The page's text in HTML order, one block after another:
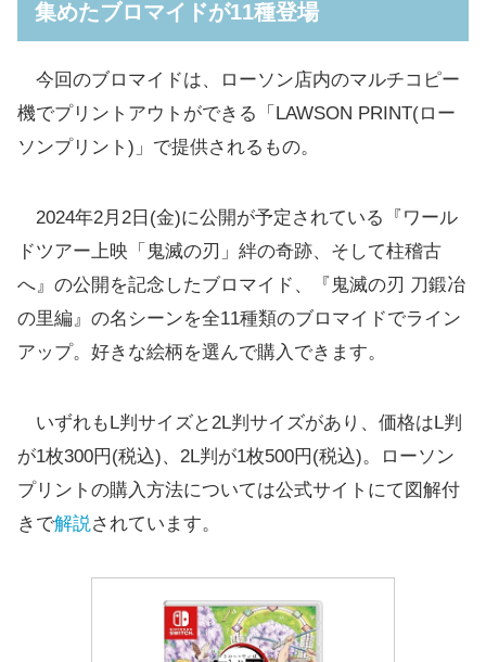
集めたブロマイドが11種登場
今回のブロマイドは、ローソン店内のマルチコピー
機でプリントアウトができる「LAWSON PRINT(ロー
ソンプリント)」で提供されるもの。
2024年2月2日(金)に公開が予定されている『ワール
ドツアー上映「鬼滅の刃」絆の奇跡、そして柱稽古
へ』の公開を記念したブロマイド、『鬼滅の刃 刀鍛冶
の里編』の名シーンを全11種類のブロマイドでライン
アップ。好きな絵柄を選んで購入できます。
いずれもL判サイズと2L判サイズがあり、価格はL判
が1枚300円(税込)、2L判が1枚500円(税込)。ローソン
プリントの購入方法については公式サイトにて図解付
きで解説されています。